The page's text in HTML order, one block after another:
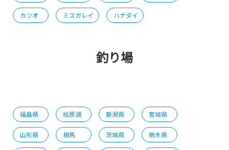
カツオ ミズガレイ ハナダイ
釣り場
福島県 桧原湖 新潟県 宮城県
山形県 相馬 茨城県 栃木県